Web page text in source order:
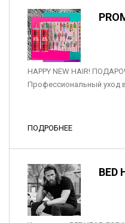
HAPPY NEW HAIR!
Профессиональный уход
ПОДРОБНЕЕ
BED